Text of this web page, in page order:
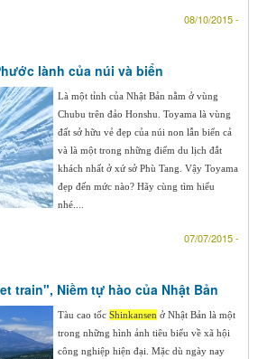
08/10/2015 -
lành của núi và biển
Là một tỉnh của Nhật Bản nằm ở vùng
Chubu trên đảo Honshu. Toyama là vùng
đất sở hữu vẻ đẹp của núi non lẫn biển cả
và là một trong những điểm du lịch đắt
khách nhất ở xứ sở Phù Tang. Vậy Toyama
đẹp đến mức nào? Hãy cùng tìm hiểu
nhé....
07/07/2015 -
train", Niềm tự hào của Nhật Bản
Tàu cao tốc Shinkansen ở Nhật Bản là một
trong những hình ảnh tiêu biểu về xã hội
công nghiệp hiện đại. Mặc dù ngày nay